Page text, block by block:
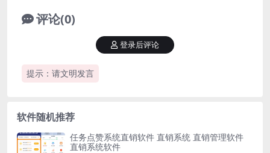
评论(0)
提示：请文明发言
登录后评论
软件随机推荐
任务点赞系统直销软件 直销系统 直销管理软件
直销系统软件